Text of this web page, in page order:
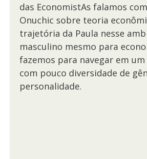
das EconomistAs falamos
Onuchic sobre teoria
trajetória da Paula nesse
masculino mesmo para
fazemos para navegar em
com pouco diversidade de
personalidade.